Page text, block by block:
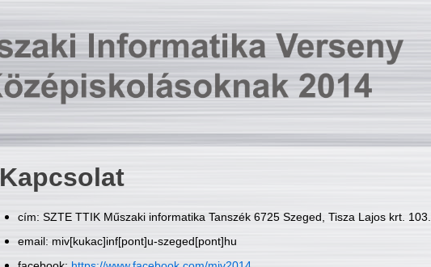
Kapcsolat
cím: SZTE TTIK Műszaki informatika Tanszék 6725 Szeged, Tisza Lajos krt. 103.
email: miv[kukac]inf[pont]u-szeged[pont]hu